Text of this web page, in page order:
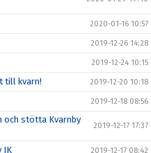
2020-01-16 10:57
2019-12-26 14:28
2019-12-24 10:15
till kvarn! 2019-12-20 10:18
2019-12-18 08:56
stötta Kvarnby
2019-12-17 17:37
IK 2019-12-17 08:42